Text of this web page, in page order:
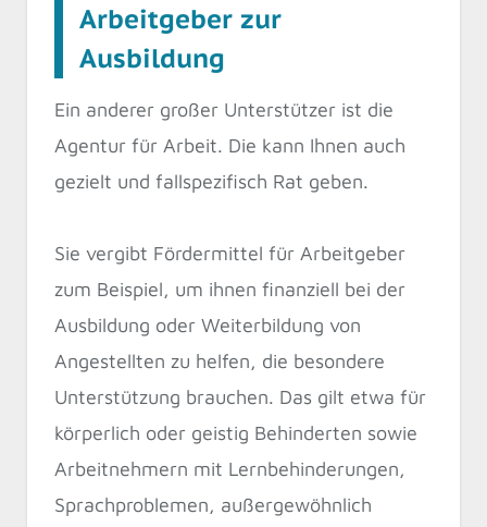
Arbeitgeber zur
Ausbildung
Ein anderer großer Unterstützer ist die
Agentur für Arbeit. Die kann Ihnen auch
gezielt und fallspezifisch Rat geben.
Sie vergibt Fördermittel für Arbeitgeber
zum Beispiel, um ihnen finanziell bei der
Ausbildung oder Weiterbildung von
Angestellten zu helfen, die besondere
Unterstützung brauchen. Das gilt etwa für
körperlich oder geistig Behinderten sowie
Arbeitnehmern mit Lernbehinderungen,
Sprachproblemen, außergewöhnlich